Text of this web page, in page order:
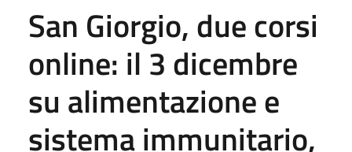
San Giorgio, due corsi
online: il 3 dicembre
su alimentazione e
sistema immunitario,